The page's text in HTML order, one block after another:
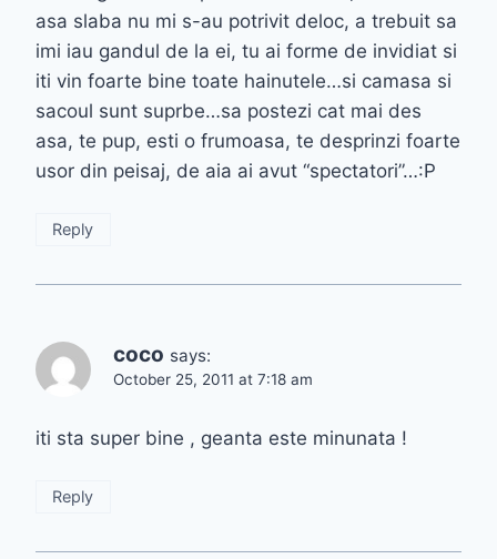
asa slaba nu mi s-au potrivit deloc, a trebuit sa
imi iau gandul de la ei, tu ai forme de invidiat si
iti vin foarte bine toate hainutele…si camasa si
sacoul sunt suprbe…sa postezi cat mai des
asa, te pup, esti o frumoasa, te desprinzi foarte
usor din peisaj, de aia ai avut “spectatori”…:P
Reply
coco says:
October 25, 2011 at 7:18 am
iti sta super bine , geanta este minunata !
Reply